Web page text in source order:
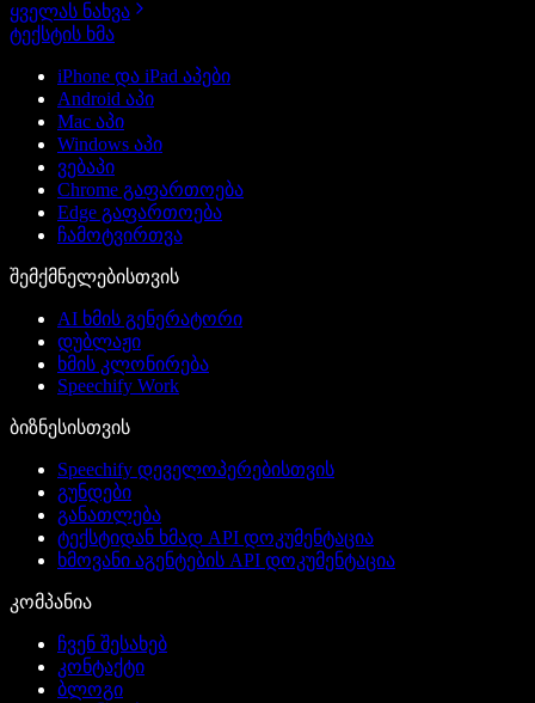
ყველას ნახვა
ტექსტის ხმა
iPhone და iPad აპები
Android აპი
Mac აპი
Windows აპი
ვებაპი
Chrome გაფართოება
Edge გაფართოება
ჩამოტვირთვა
შემქმნელებისთვის
AI ხმის გენერატორი
დუბლაჟი
ხმის კლონირება
Speechify Work
ბიზნესისთვის
Speechify დეველოპერებისთვის
გუნდები
განათლება
ტექსტიდან ხმად API დოკუმენტაცია
ხმოვანი აგენტების API დოკუმენტაცია
კომპანია
ჩვენ შესახებ
კონტაქტი
ბლოგი